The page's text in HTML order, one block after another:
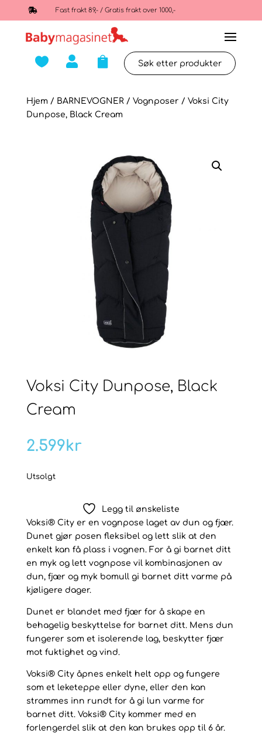
 Fast frakt 89,- / Gratis frakt over 1000,-
  
Hjem/ BARNEVOGNER/ Vognposer / Voksi City
Dunpose, Black Cream
Voksi City Dunpose, Black
Cream
2.599kr
Utsolgt
Legg til ønskeliste
Voksi® City er en vognpose laget av dun og fjær.
Dunet gjør posen fleksibel og lett slik at den
enkelt kan få plass i vognen. For å gi barnet ditt
en myk og lett vognpose vil kombinasjonen av
dun, fjær og myk bomull gi barnet ditt varme på
kjøligere dager.
Dunet er blandet med fjær for å skape en
behagelig beskyttelse for barnet ditt. Mens dun
fungerer som et isolerende lag, beskytter fjær
mot fuktighet og vind.
Voksi® City åpnes enkelt helt opp og fungere
som et leketeppe eller dyne, eller den kan
strammes inn rundt for å gi lun varme for
barnet ditt. Voksi® City kommer med en
forlengerdel slik at den kan brukes opp til 6 år.